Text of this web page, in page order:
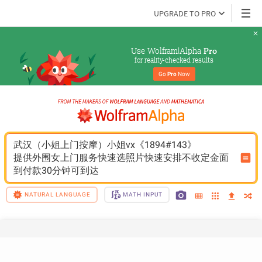
UPGRADE TO PRO
Use Wolfram|Alpha Pro
for reality-checked results
Go Pro Now
武汉（小姐上门按摩）小姐vx《1894#143》
提供外围女上门服务快速选照片快速安排不收定金面
到付款30分钟可到达
NATURAL LANGUAGE MATH INPUT